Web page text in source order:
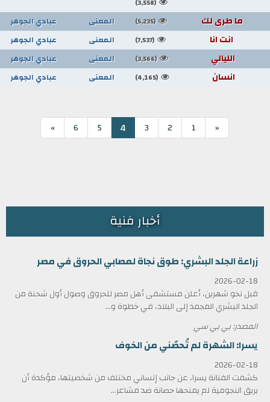
(3,558)
ما طرى لك (5,235) المعنى عبادي الجوهر
انت انا (7,537) المعنى عبادي الجوهر
الليالي (3,566) المعنى عبادي الجوهر
انسان (4,165) المعنى عبادي الجوهر
«
1
2
3
4
5
6
»
أخبار فنية
زراعة الجلد البشري: طوق نجاة لمصابي الحروق في مصر
2026-02-18
قبل نحو شهرين، أعلن مستشفى أهل مصر للحروق وصول أول شحنة من
الجلد البشري المجمد إلى البلاد، في خطوة و...
المصدر: بي بي سي
يسرا: الشهرة لم تُحصّني من الخوف
2026-02-18
كشفت الفنانة يسرا، عن جانب إنساني مختلف من شخصيتها، مؤكدة أن
بريق النجومية لم يمنحها حصانة ضد مشاعر...